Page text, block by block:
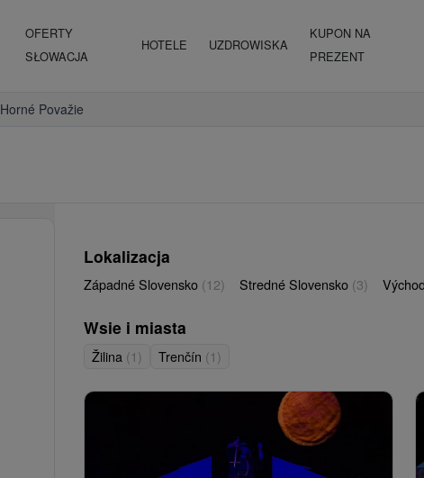
OFERTY
SŁOWACJA
HOTELE UZDROWISKA
KUPON NA
PREZENT
Horné Považie
Lokalizacja
Západné Slovensko (12) Stredné Slovensko (3)
Wsie i miasta
Žilina (1) Trenčín (1)